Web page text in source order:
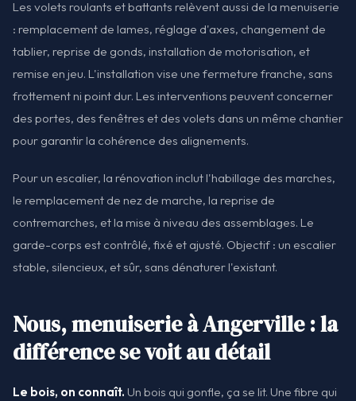
Les volets roulants et battants relèvent aussi de la menuiserie
: remplacement de lames, réglage d'axes, changement de
tablier, reprise de gonds, installation de motorisation, et
remise en jeu. L'installation vise une fermeture franche, sans
frottement ni point dur. Les interventions peuvent concerner
des portes, des fenêtres et des volets dans un même chantier
pour garantir la cohérence des alignements.
Pour un escalier, la rénovation inclut l'habillage des marches,
le remplacement de nez de marche, la reprise de
contremarches, et la mise à niveau des assemblages. Le
garde-corps est contrôlé, fixé et ajusté. Objectif : un escalier
stable, silencieux, et sûr, sans dénaturer l'existant.
Nous, menuiserie à Angerville : la
différence se voit au détail
Le bois, on connaît. Un bois qui gonfle, ça se lit. Une fibre qui